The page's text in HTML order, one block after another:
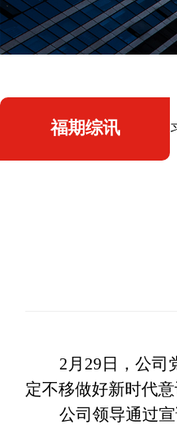
福期综讯
2月29日，公司
定不移做好新时代意
公司领导通过